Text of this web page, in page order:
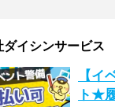
ダイシンサービス
【イ
ト★